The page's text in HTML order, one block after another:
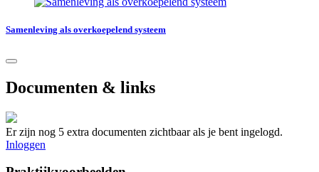
Samenleving als overkoepelend systeem
Documenten & links
Er zijn nog 5 extra documenten zichtbaar als je bent ingelogd.
Inloggen